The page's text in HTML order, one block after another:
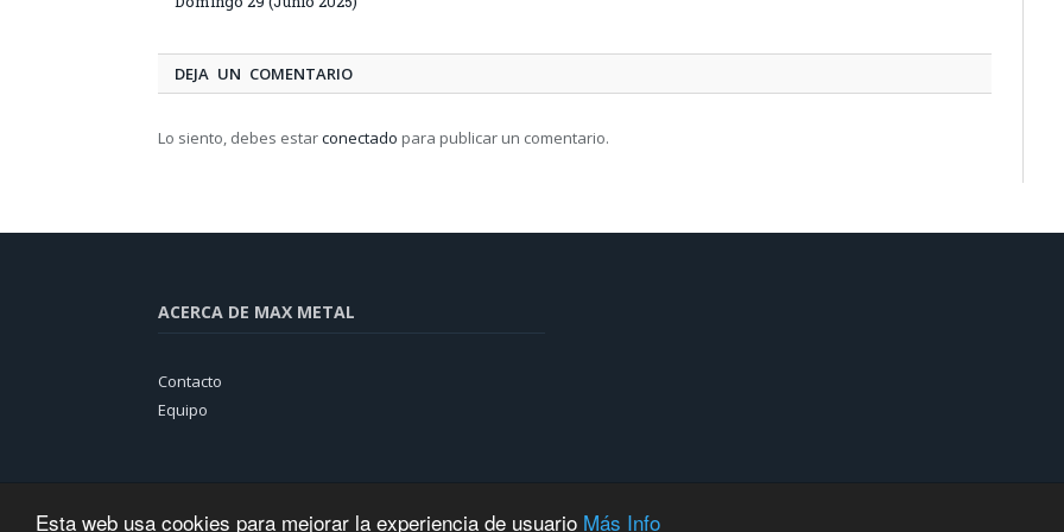
Esta web usa cookies para mejorar la experiencia de usuario Más Info
DEJA UN COMENTARIO
Lo siento, debes estarconectado para publicar un comentario.
ACERCA DE MAX METAL
Contacto
Equipo